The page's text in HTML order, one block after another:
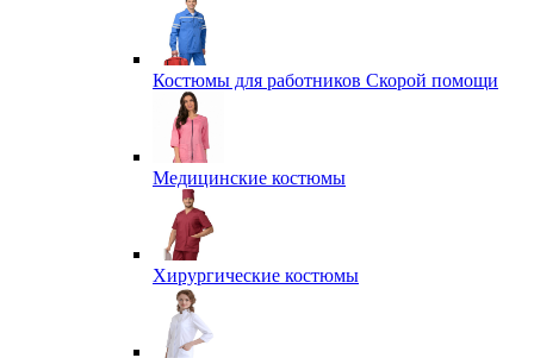
Костюмы для работников Скорой помощи
Медицинские костюмы
Хирургические костюмы